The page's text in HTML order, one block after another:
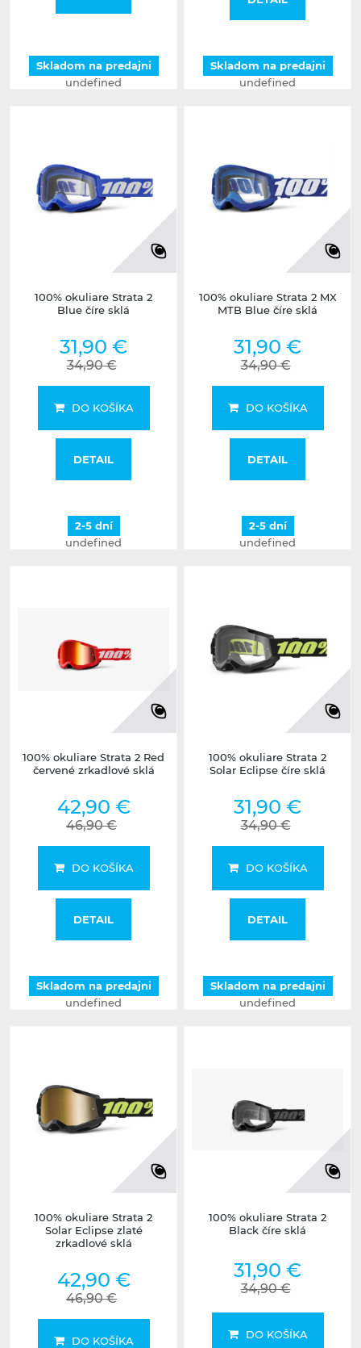
Skladom na predajni
undefined
Skladom na predajni
undefined
100% okuliare Strata 2
Blue číre sklá
31,90 €
34,90 €
DO KOŠÍKA
DETAIL
2-5 dní
undefined
100% okuliare Strata 2 MX
MTB Blue číre sklá
31,90 €
34,90 €
DO KOŠÍKA
DETAIL
2-5 dní
undefined
100% okuliare Strata 2 Red
červené zrkadlové sklá
42,90 €
46,90 €
DO KOŠÍKA
DETAIL
Skladom na predajni
undefined
100% okuliare Strata 2
Solar Eclipse číre sklá
31,90 €
34,90 €
DO KOŠÍKA
DETAIL
Skladom na predajni
undefined
100% okuliare Strata 2
Solar Eclipse zlaté
zrkadlové sklá
42,90 €
46,90 €
DO KOŠÍKA
100% okuliare Strata 2
Black číre sklá
31,90 €
34,90 €
DO KOŠÍKA